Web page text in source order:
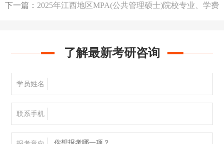
下一篇： 2025年江西地区MPA(公共管理硕士)院校专业、学费
了解最新考研咨询
学员姓名
联系手机